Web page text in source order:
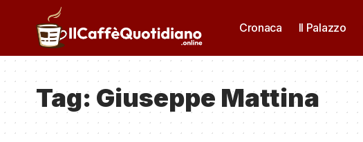
Cronaca Il Palazzo
Tag: Giuseppe Mattina